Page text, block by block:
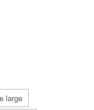
large